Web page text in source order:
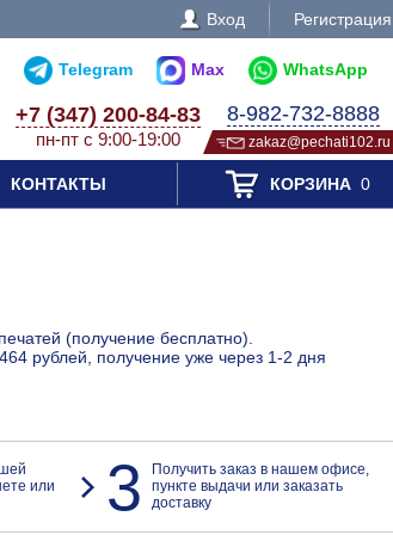
Вход Регистрация
Telegram Max WhatsApp
+7 (347) 200-84-83
пн-пт с 9:00-19:00
8-982-732-8888
zakaz@pechati102.ru
КОНТАКТЫ КОРЗИНА0
(получение бесплатно).
рублей, получение уже через 1-2 дня
или
3
Получить заказ в нашем офисе,
пункте выдачи или заказать
доставку